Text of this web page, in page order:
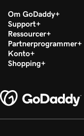
Om GoDaddy
Support
Ressourcer
Partnerprogrammer
Konto
Shopping